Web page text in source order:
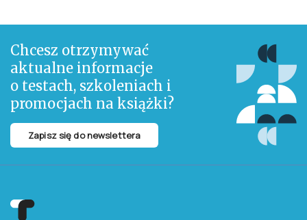
Chcesz otrzymywać
aktualne informacje
o testach, szkoleniach i
promocjach na książki?
Zapisz się do newslettera